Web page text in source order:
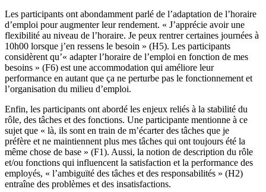
Les participants ont abondamment parlé de l’adaptation de l’horaire
d’emploi pour augmenter leur rendement. « J’apprécie avoir une
flexibilité au niveau de l’horaire. Je peux rentrer certaines journées à
10h00 lorsque j’en ressens le besoin » (H5). Les participants
considèrent qu’« adapter l’horaire de l’emploi en fonction de mes
besoins » (F6) est une accommodation qui améliore leur
performance en autant que ça ne perturbe pas le fonctionnement et
l’organisation du milieu d’emploi.
Enfin, les participants ont abordé les enjeux reliés à la stabilité du
rôle, des tâches et des fonctions. Une participante mentionne à ce
sujet que « là, ils sont en train de m’écarter des tâches que je
préfère et ne maintiennent plus mes tâches qui ont toujours été la
même chose de base » (F1). Aussi, la notion de description du rôle
et/ou fonctions qui influencent la satisfaction et la performance des
employés, « l’ambiguïté des tâches et des responsabilités » (H2)
entraîne des problèmes et des insatisfactions.